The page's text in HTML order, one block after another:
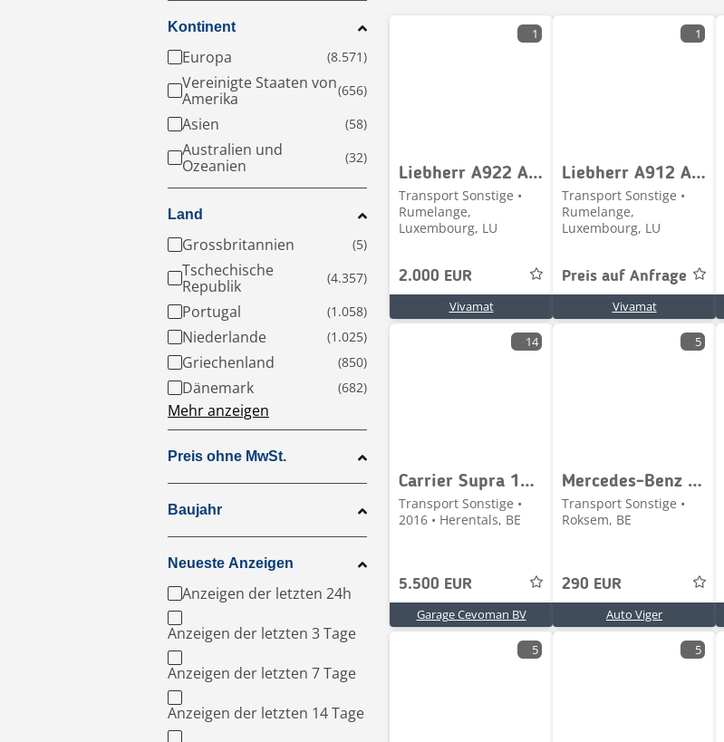
Kontinent
Europa
Vereinigte Staaten von
Amerika
Asien
Australien und
Ozeanien
Land
Grossbritannien
Tschechische
Republik
Portugal
Niederlande
Griechenland
Dänemark
Mehr anzeigen
Preis ohne MwSt.
Baujahr
Neueste Anzeigen
Anzeigen der letzten 24h
Anzeigen der letzten 3 Tage
Anzeigen der letzten 7 Tage
Anzeigen der letzten 14 Tage
1
Liebherr A922 A932 -
Transport Sonstige •
Rumelange,
Luxembourg, LU
2.000 EUR
Vivamat
1
Liebherr A912 A914 A924
Transport Sonstige •
Rumelange,
Luxembourg, LU
Preis auf Anfrage
Vivamat
14
Carrier Supra 1250 Mt Complete with box
Transport Sonstige •
2016 • Herentals, BE
5.500 EUR
Garage Cevoman BV
5
Mercedes-Benz Dakhemels model 906/907/910 voor Mercedes-Benz Spr
Transport Sonstige •
Roksem, BE
290 EUR
Auto Viger
5 5